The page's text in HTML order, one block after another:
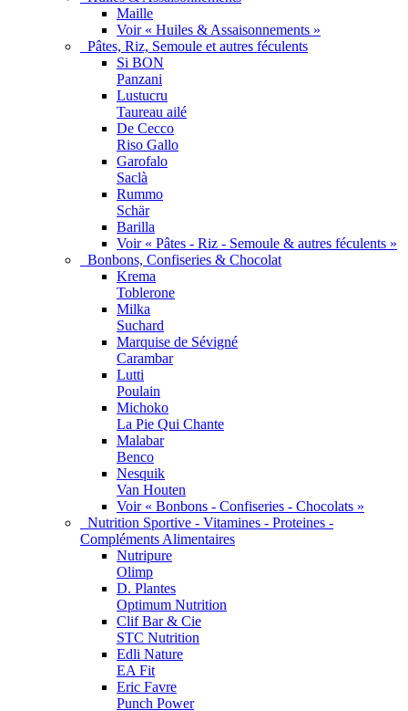
Maille
Voir « Huiles & Assaisonnements »
Pâtes, Riz, Semoule et autres féculents
Si BON
Panzani
Lustucru
Taureau ailé
De Cecco
Riso Gallo
Garofalo
Saclà
Rummo
Schär
Barilla
Voir « Pâtes - Riz - Semoule & autres féculents »
Bonbons, Confiseries & Chocolat
Krema
Toblerone
Milka
Suchard
Marquise de Sévigné
Carambar
Lutti
Poulain
Michoko
La Pie Qui Chante
Malabar
Benco
Nesquik
Van Houten
Voir « Bonbons - Confiseries - Chocolats »
Nutrition Sportive - Vitamines - Proteines -
Compléments Alimentaires
Nutripure
Olimp
D. Plantes
Optimum Nutrition
Clif Bar & Cie
STC Nutrition
Edli Nature
EA Fit
Eric Favre
Punch Power